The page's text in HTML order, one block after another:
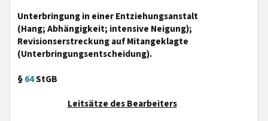
Unterbringung in einer Entziehungsanstalt
(Hang; Abhängigkeit; intensive Neigung);
Revisionserstreckung auf Mitangeklagte
(Unterbringungsentscheidung).
§64StGB
Leitsätze des Bearbeiters